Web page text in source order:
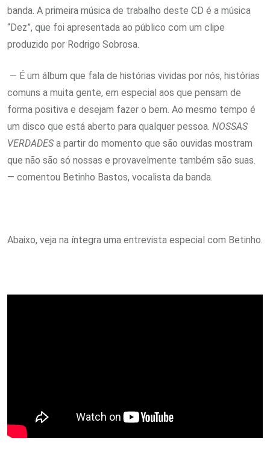
banda. A primeira música de trabalho deste CD é a música
“Dez”, que foi apresentada ao público com um clipe
produzido por Rodrigo Sobrosa.
— É um álbum que fala de histórias vividas por nós, histórias
comuns a muita gente, em especial aos que pensam de
forma positiva e desejam fazer o bem. Ao mesmo tempo é
um disco que está aberto para qualquer pessoa. NOSSAS
VERDADES a partir do momento que são ouvidas mostram
que não são só nossas e provavelmente também são suas.
— comentou Betinho Bastos, vocalista da banda.
Abaixo, veja na íntegra uma entrevista especial com Betinho.